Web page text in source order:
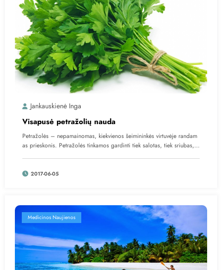
Jankauskienė Inga
Visapusė petražolių nauda
Petražolės – nepamainomas, kiekvienos šeimininkės virtuvėje randam
as prieskonis. Petražolės tinkamos gardinti tiek salotas, tiek sriubas,…
2017-06-05
Medicinos Naujienos